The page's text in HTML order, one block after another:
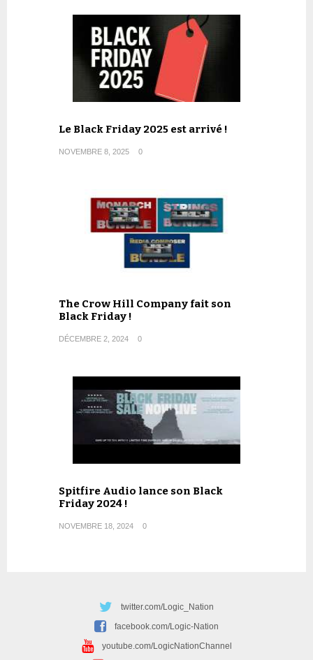
Le Black Friday 2025 est arrivé !
NOVEMBRE 8, 2025 0
The Crow Hill Company fait son
Black Friday !
DÉCEMBRE 2, 2024 0
Spitfire Audio lance son Black
Friday 2024 !
NOVEMBRE 18, 2024 0
twitter.com/Logic_Nation
facebook.com/Logic-Nation
youtube.com/LogicNationChannel